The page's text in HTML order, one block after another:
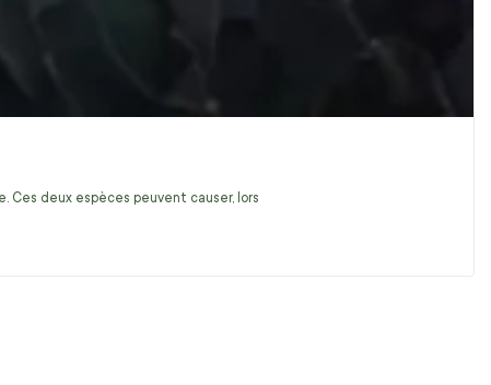
Ces deux espèces peuvent causer, lors